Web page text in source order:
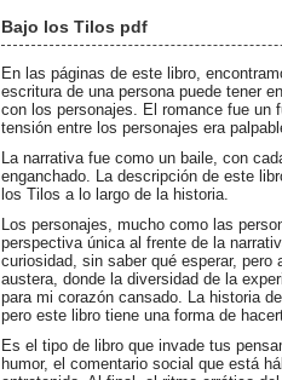
Bajo los Tilos pdf
En las páginas de este libro,
escritura de una persona puede tener
con los personajes. El romance fue un
tensión entre los personajes era
La narrativa fue como un baile, con
enganchado. La descripción de este
los Tilos a lo largo de la historia.
Los personajes, mucho como las
perspectiva única al frente de la
curiosidad, sin saber qué esperar,
austera, donde la diversidad de la
para mi corazón cansado. La historia
pero este libro tiene una forma de
Es el tipo de libro que invade tus
humor, el comentario social que está